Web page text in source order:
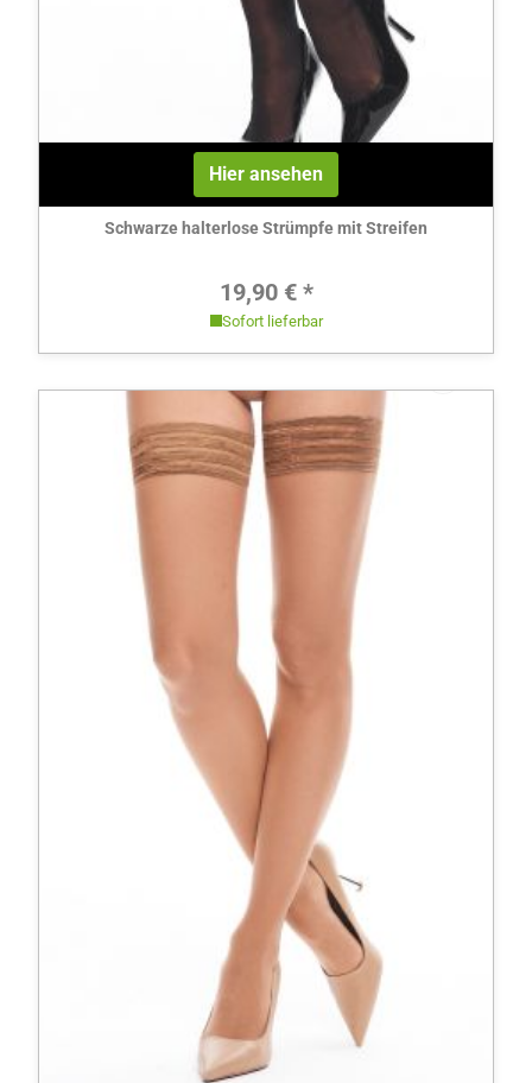
Hier ansehen
Schwarze halterlose Strümpfe mit Streifen
Regulärer Preis:
19,90 € *
Sofort lieferbar